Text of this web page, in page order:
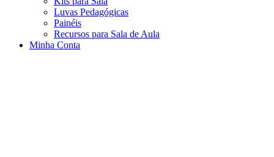
Luvas Pedagógicas
Painéis
Recursos para Sala de Aula
Minha Conta